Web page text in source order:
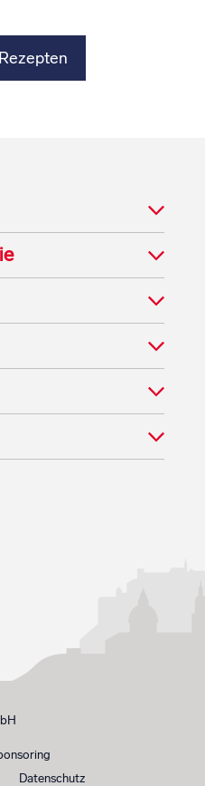
YouTube
auf Pinterest
auf TikTok
Datenschutz